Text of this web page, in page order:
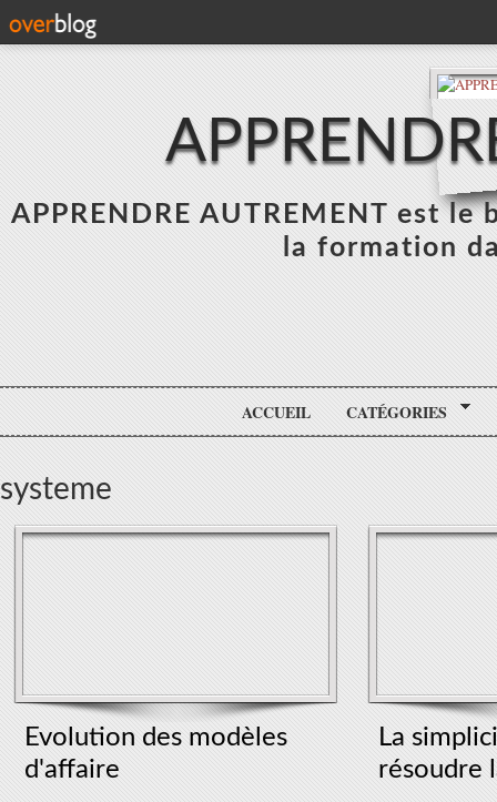
APPRENDRE AUTREMENT est
la formation
ACCUEIL CATÉGORIES
systeme
Evolution des modèles
d'affaire
La
résoudre